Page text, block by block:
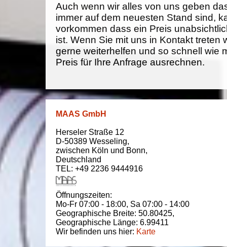
Auch wenn wir alles von uns geben
immer auf dem neuesten Stand sind,
vorkommen dass ein Preis
ist. Wenn Sie mit uns in Kontakt treten
gerne weiterhelfen und so schnell wie
Preis für Ihre Anfrage ausrechnen.
MAAS GmbH
Herseler Straße 12
D-50389 Wesseling,
zwischen Köln und Bonn,
Deutschland
TEL: +49 2236 9444916
Öffnungszeiten:
Mo-Fr 07:00 - 18:00, Sa 07:00 - 14:00
Geographische Breite: 50.80425,
Geographische Länge: 6.99411
Wir befinden uns hier: Karte